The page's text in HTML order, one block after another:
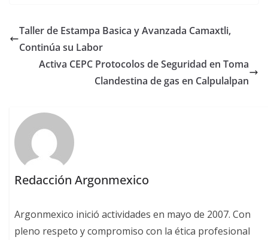
Taller de Estampa Basica y Avanzada Camaxtli,
Continúa su Labor
Activa CEPC Protocolos de Seguridad en Toma
Clandestina de gas en Calpulalpan
Redacción Argonmexico
Argonmexico inició actividades en mayo de 2007. Con
pleno respeto y compromiso con la ética profesional